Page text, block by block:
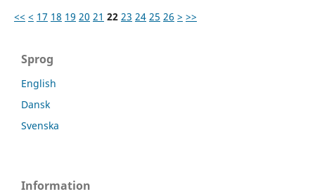
<< < 17 18 19 20 21 22 23 24 25 26 > >>
Sprog
English
Dansk
Svenska
Information